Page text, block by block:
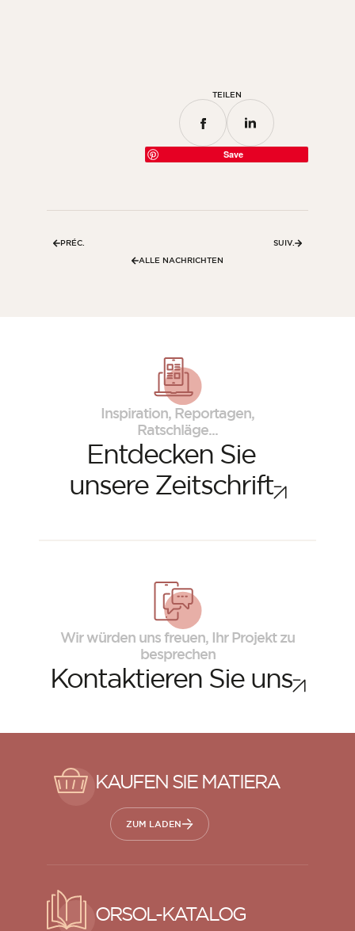
Pro Außenbereich
ORSOL-Magazin
Lassen Sie sich von der Ästhetik und den
Texturen von ORSOL inspirieren.
TEILEN
Save
ALLE NACHRICHTEN
PRÉC. SUIV.
Inspiration, Reportagen,
Ratschläge...
Entdecken Sie
unsere Zeitschrift
Wir würden uns freuen, Ihr Projekt zu
besprechen
Kontaktieren Sie uns
KAUFEN SIE MATIERA
ZUM LADEN
ORSOL-KATALOG